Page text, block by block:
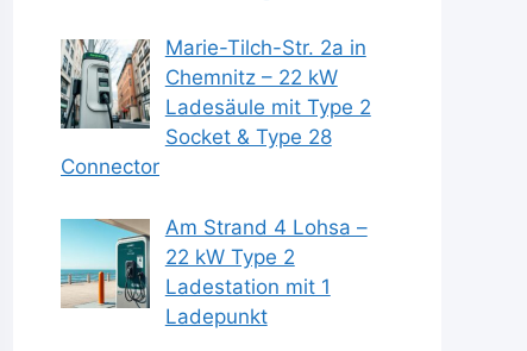
Marie-Tilch-Str. 2a in
Chemnitz – 22 kW
Ladesäule mit Type 2
Socket & Type 28
Connector
Am Strand 4 Lohsa –
22 kW Type 2
Ladestation mit 1
Ladepunkt